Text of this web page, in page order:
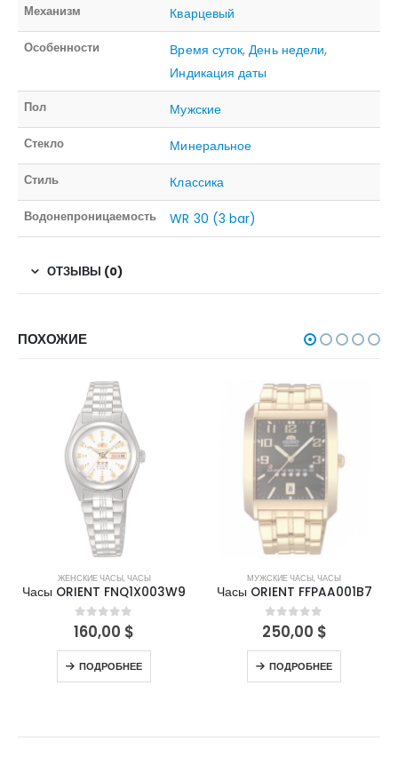
Механизм Кварцевый
Особенности Время суток,День недели,
Индикация даты
Пол Мужские
Стекло Минеральное
Стиль Классика
Водонепроницаемость WR 30 (3 bar)
ОТЗЫВЫ (0)
ПОХОЖИЕ
НЕТ В НАЛИЧИИ
ЖЕНСКИЕ ЧАСЫ,ЧАСЫ
Часы ORIENT FNQ1X003W9
0out of 5
160,00 $
ПОДРОБНЕЕ
НЕТ В НАЛИЧИИ
МУЖСКИЕ ЧАСЫ,ЧАСЫ
Часы ORIENT FFPAA001B7
0out of 5
250,00 $
ПОДРОБНЕЕ